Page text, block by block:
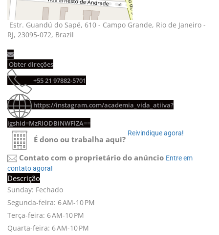
Leaflet
Estr. Guandú do Sapé, 610 - Campo Grande, Rio de Janeiro -
RJ, 23095-072, Brazil
Obter direções
+55 21 97882-5701
https://instagram.com/academia_vida_atiiva?
igshid=MzRlODBiNWFlZA==
É dono ou trabalha aqui?
Reivindique agora!
Contato com o proprietário do anúncio Entre em
contato agora!
Descrição
Sunday: Fechado
Segunda-feira: 6 AM-10 PM
Terça-feira: 6 AM-10 PM
Quarta-feira: 6 AM-10 PM